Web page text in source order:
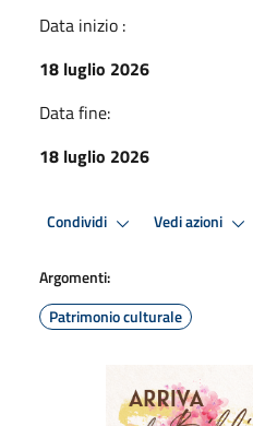
Data inizio :
18 luglio 2026
Data fine:
18 luglio 2026
Condividi Vedi azioni
Argomenti:
Patrimonio culturale